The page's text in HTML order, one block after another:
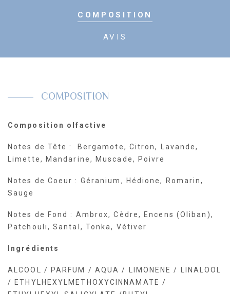
COMPOSITION
AVIS
COMPOSITION
Composition olfactive
Notes de Tête : Bergamote, Citron, Lavande,
Limette, Mandarine, Muscade, Poivre
Notes de Coeur : Géranium, Hédione, Romarin,
Sauge
Notes de Fond : Ambrox, Cèdre, Encens (Oliban),
Patchouli, Santal, Tonka, Vétiver
Ingrédients
ALCOOL / PARFUM / AQUA / LIMONENE / LINALOOL
/ ETHYLHEXYLMETHOXYCINNAMATE /